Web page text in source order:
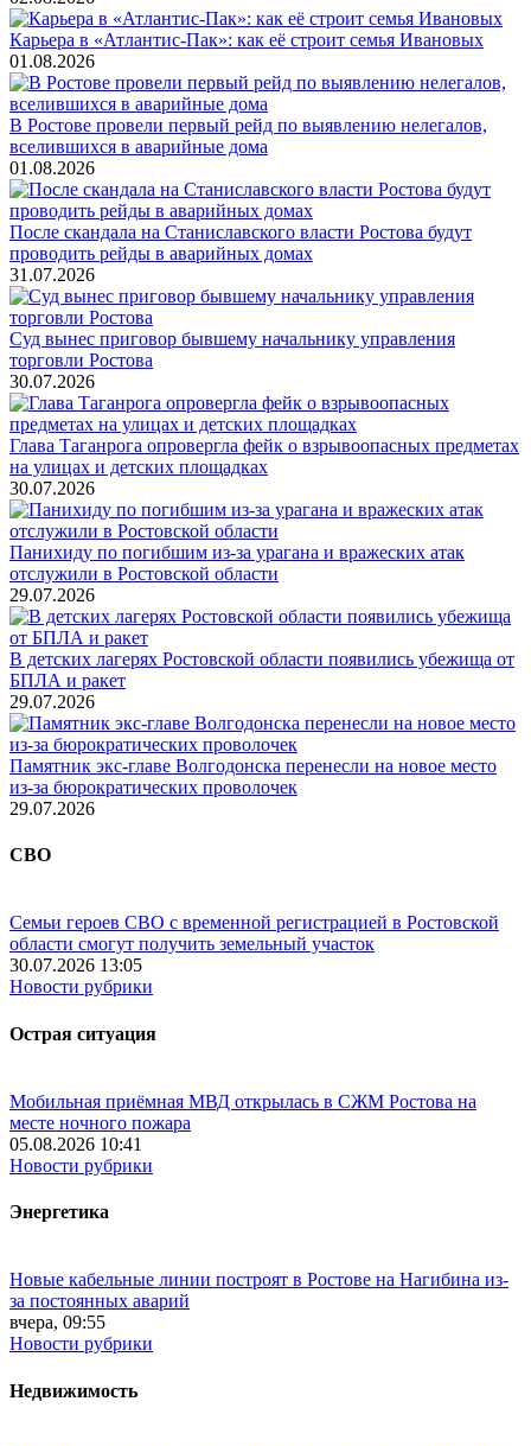
Карьера в «Атлантис-Пак»: как её строит семья Ивановых
01.08.2026
В Ростове провели первый рейд по выявлению нелегалов,
вселившихся в аварийные дома
01.08.2026
После скандала на Станиславского власти Ростова будут
проводить рейды в аварийных домах
31.07.2026
Суд вынес приговор бывшему начальнику управления
торговли Ростова
30.07.2026
Глава Таганрога опровергла фейк о взрывоопасных предметах
на улицах и детских площадках
30.07.2026
Панихиду по погибшим из-за урагана и вражеских атак
отслужили в Ростовской области
29.07.2026
В детских лагерях Ростовской области появились убежища от
БПЛА и ракет
29.07.2026
Памятник экс-главе Волгодонска перенесли на новое место
из-за бюрократических проволочек
29.07.2026
СВО
Семьи героев СВО с временной регистрацией в Ростовской
области смогут получить земельный участок
30.07.2026 13:05
Новости рубрики
Острая ситуация
Мобильная приёмная МВД открылась в СЖМ Ростова на
месте ночного пожара
05.08.2026 10:41
Новости рубрики
Энергетика
Новые кабельные линии построят в Ростове на Нагибина из-
за постоянных аварий
вчера, 09:55
Новости рубрики
Недвижимость